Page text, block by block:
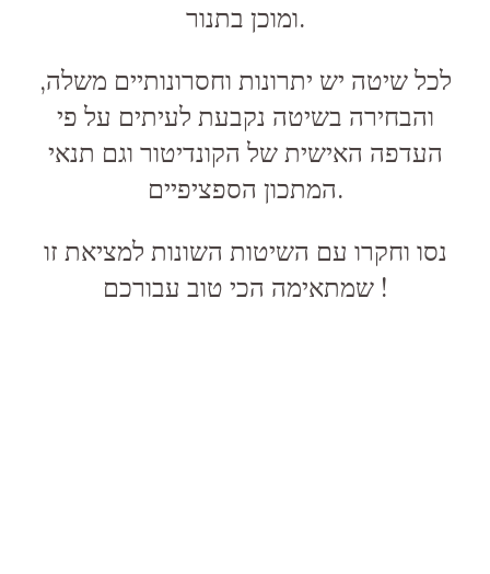
ומוכן בתנור.
לכל שיטה יש יתרונות וחסרונותיים משלה,
והבחירה בשיטה נקבעת לעיתים על פי
העדפה האישית של הקונדיטור וגם תנאי
המתכון הספציפיים.
נסו וחקרו עם השיטות השונות למציאת זו
שמתאימה הכי טוב עבורכם !